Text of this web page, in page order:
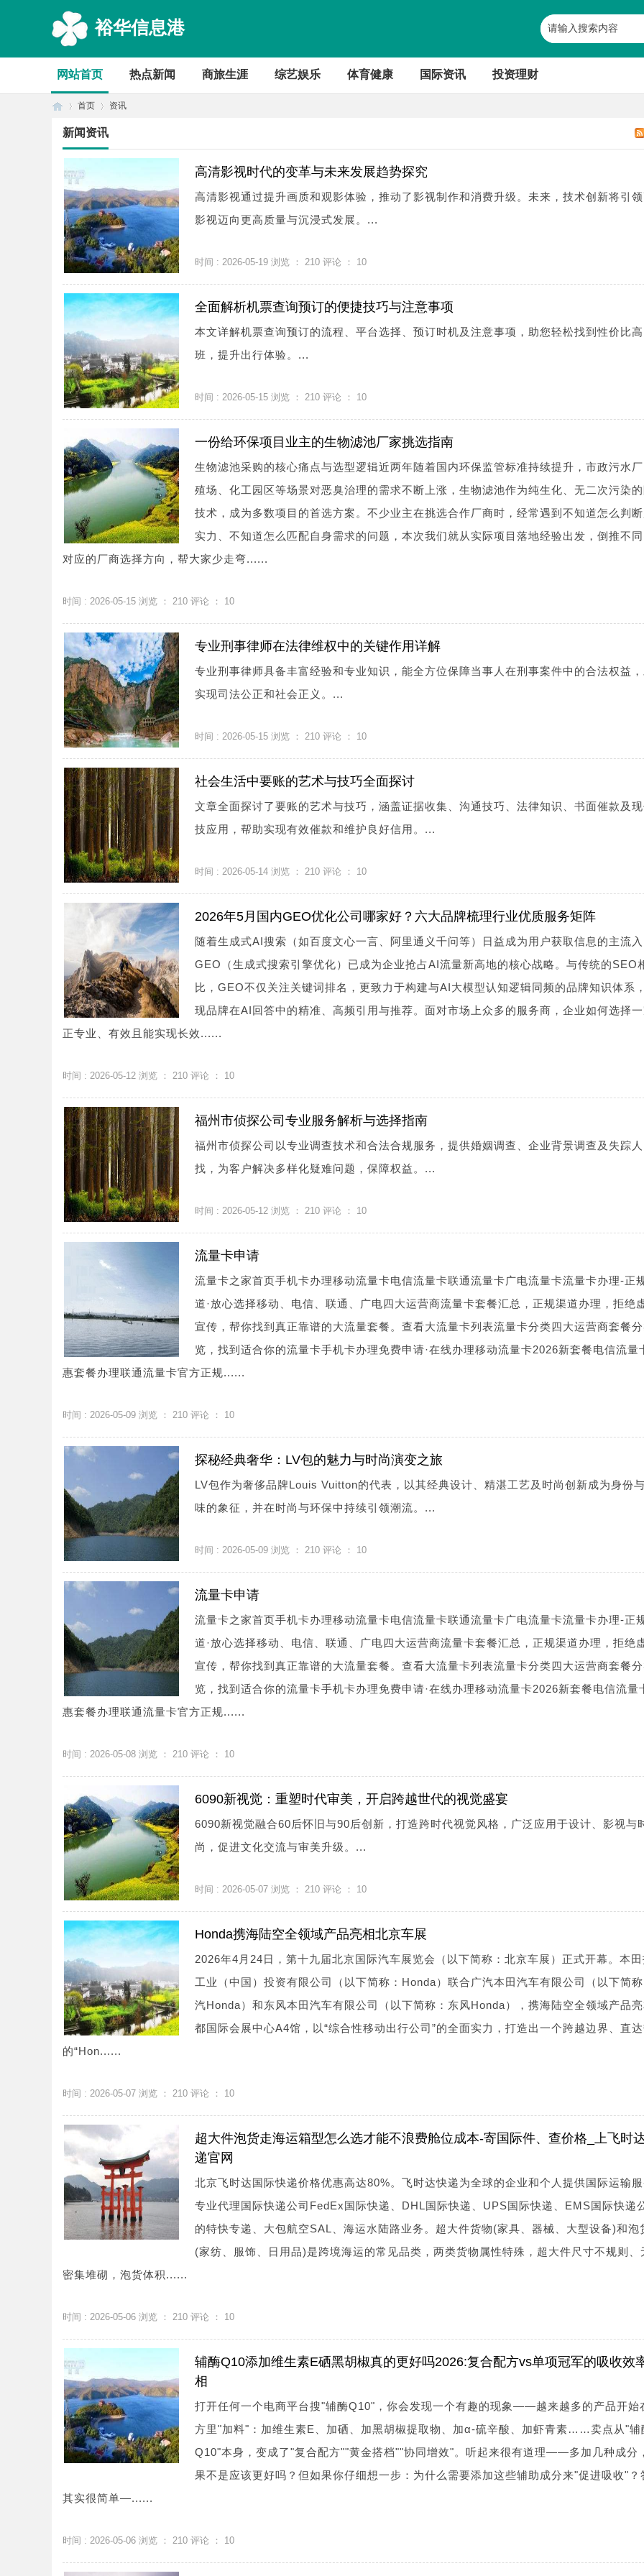
裕华信息港
网站首页 热点新闻 商旅生涯 综艺娱乐 体育健康 国际资讯 投资理财
首页 资讯
新闻资讯
高清影视时代的变革与未来发展趋势探究
高清影视通过提升画质和观影体验，推动了影视制作和消费升级。未来，技术创新将引
影视迈向更高质量与沉浸式发展。...
时间 : 2026-05-19 浏览 ： 210 评论 ： 10
全面解析机票查询预订的便捷技巧与注意事项
本文详解机票查询预订的流程、平台选择、预订时机及注意事项，助您轻松找到性价比
班，提升出行体验。...
时间 : 2026-05-15 浏览 ： 210 评论 ： 10
一份给环保项目业主的生物滤池厂家挑选指南
生物滤池采购的核心痛点与选型逻辑近两年随着国内环保监管标准持续提升，市政污水
殖场、化工园区等场景对恶臭治理的需求不断上涨，生物滤池作为纯生化、无二次污染
技术，成为多数项目的首选方案。不少业主在挑选合作厂商时，经常遇到不知道怎么判
实力、不知道怎么匹配自身需求的问题，本次我们就从实际项目落地经验出发，倒推不
对应的厂商选择方向，帮大家少走弯......
时间 : 2026-05-15 浏览 ： 210 评论 ： 10
专业刑事律师在法律维权中的关键作用详解
专业刑事律师具备丰富经验和专业知识，能全方位保障当事人在刑事案件中的合法权益，
实现司法公正和社会正义。...
时间 : 2026-05-15 浏览 ： 210 评论 ： 10
社会生活中要账的艺术与技巧全面探讨
文章全面探讨了要账的艺术与技巧，涵盖证据收集、沟通技巧、法律知识、书面催款及
技应用，帮助实现有效催款和维护良好信用。...
时间 : 2026-05-14 浏览 ： 210 评论 ： 10
2026年5月国内GEO优化公司哪家好？六大品牌梳理行业优质服务矩阵
随着生成式AI搜索（如百度文心一言、阿里通义千问等）日益成为用户获取信息的主流入
GEO（生成式搜索引擎优化）已成为企业抢占AI流量新高地的核心战略。与传统的SEO
比，GEO不仅关注关键词排名，更致力于构建与AI大模型认知逻辑同频的品牌知识体系
现品牌在AI回答中的精准、高频引用与推荐。面对市场上众多的服务商，企业如何选择
正专业、有效且能实现长效......
时间 : 2026-05-12 浏览 ： 210 评论 ： 10
福州市侦探公司专业服务解析与选择指南
福州市侦探公司以专业调查技术和合法合规服务，提供婚姻调查、企业背景调查及失踪
找，为客户解决多样化疑难问题，保障权益。...
时间 : 2026-05-12 浏览 ： 210 评论 ： 10
流量卡申请
流量卡之家首页手机卡办理移动流量卡电信流量卡联通流量卡广电流量卡流量卡办理-正
道·放心选择移动、电信、联通、广电四大运营商流量卡套餐汇总，正规渠道办理，拒绝
宣传，帮你找到真正靠谱的大流量套餐。查看大流量卡列表流量卡分类四大运营商套餐分
览，找到适合你的流量卡手机卡办理免费申请·在线办理移动流量卡2026新套餐电信流量
惠套餐办理联通流量卡官方正规......
时间 : 2026-05-09 浏览 ： 210 评论 ： 10
探秘经典奢华：LV包的魅力与时尚演变之旅
LV包作为奢侈品牌Louis Vuitton的代表，以其经典设计、精湛工艺及时尚创新成为身份
味的象征，并在时尚与环保中持续引领潮流。...
时间 : 2026-05-09 浏览 ： 210 评论 ： 10
流量卡申请
流量卡之家首页手机卡办理移动流量卡电信流量卡联通流量卡广电流量卡流量卡办理-正
道·放心选择移动、电信、联通、广电四大运营商流量卡套餐汇总，正规渠道办理，拒绝
宣传，帮你找到真正靠谱的大流量套餐。查看大流量卡列表流量卡分类四大运营商套餐分
览，找到适合你的流量卡手机卡办理免费申请·在线办理移动流量卡2026新套餐电信流量
惠套餐办理联通流量卡官方正规......
时间 : 2026-05-08 浏览 ： 210 评论 ： 10
6090新视觉：重塑时代审美，开启跨越世代的视觉盛宴
6090新视觉融合60后怀旧与90后创新，打造跨时代视觉风格，广泛应用于设计、影视与
尚，促进文化交流与审美升级。...
时间 : 2026-05-07 浏览 ： 210 评论 ： 10
Honda携海陆空全领域产品亮相北京车展
2026年4月24日，第十九届北京国际汽车展览会（以下简称：北京车展）正式开幕。本
工业（中国）投资有限公司（以下简称：Honda）联合广汽本田汽车有限公司（以下简
汽Honda）和东风本田汽车有限公司（以下简称：东风Honda），携海陆空全领域产品
都国际会展中心A4馆，以“综合性移动出行公司”的全面实力，打造出一个跨越边界、直
的“Hon......
时间 : 2026-05-07 浏览 ： 210 评论 ： 10
超大件泡货走海运箱型怎么选才能不浪费舱位成本-寄国际件、查价格_上飞时
递官网
北京飞时达国际快递价格优惠高达80%。飞时达快递为全球的企业和个人提供国际运输服
专业代理国际快递公司FedEx国际快递、DHL国际快递、UPS国际快递、EMS国际快递
的特快专递、大包航空SAL、海运水陆路业务。超大件货物(家具、器械、大型设备)和泡
(家纺、服饰、日用品)是跨境海运的常见品类，两类货物属性特殊，超大件尺寸不规则、
密集堆砌，泡货体积......
时间 : 2026-05-06 浏览 ： 210 评论 ： 10
辅酶Q10添加维生素E硒黑胡椒真的更好吗2026:复合配方vs单项冠军的吸收效
相
打开任何一个电商平台搜"辅酶Q10"，你会发现一个有趣的现象——越来越多的产品开始
方里"加料"：加维生素E、加硒、加黑胡椒提取物、加α-硫辛酸、加虾青素……卖点从"辅
Q10"本身，变成了"复合配方""黄金搭档""协同增效"。听起来很有道理——多加几种成分
果不是应该更好吗？但如果你仔细想一步：为什么需要添加这些辅助成分来"促进吸收"？
其实很简单—......
时间 : 2026-05-06 浏览 ： 210 评论 ： 10